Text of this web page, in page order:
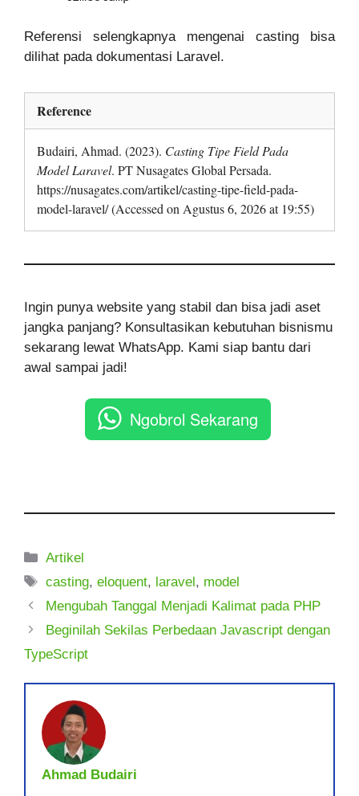
Referensi selengkapnya mengenai casting bisa
dilihat pada dokumentasi Laravel.
Reference
Budairi, Ahmad. (2023). Casting Tipe Field Pada
Model Laravel. PT Nusagates Global Persada.
https://nusagates.com/artikel/casting-tipe-field-pada-
model-laravel/ (Accessed on Agustus 6, 2026 at 19:55)
Ingin punya website yang stabil dan bisa jadi aset
jangka panjang? Konsultasikan kebutuhan bisnismu
sekarang lewat WhatsApp. Kami siap bantu dari
awal sampai jadi!
Ngobrol Sekarang
Kategori
Artikel
Tag
casting,eloquent, laravel, model
Mengubah Tanggal Menjadi Kalimat pada PHP
Beginilah Sekilas Perbedaan Javascript dengan
TypeScript
Ahmad Budairi